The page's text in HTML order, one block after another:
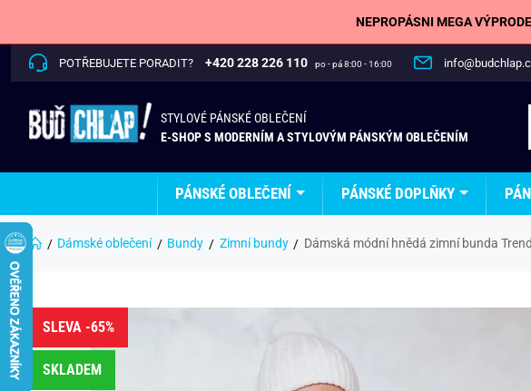
NEPROPÁSNI MEGA
POTŘEBUJETE PORADIT? +420 228 226 110 po - pá 8:00 - 16:00
STYLOVÉ PÁNSKÉ OBLEČENÍ
E-SHOP S MODERNÍM A STYLOVÝM PÁNSKÝM OBLEČENÍM
PÁNSKÉ OBLEČENÍ PÁNSKÉ DOPLŇKY
Dámské oblečení Bundy Zimní bundy Dámská módní hnědá zimní bunda
SLEVA -65%
SKLADEM